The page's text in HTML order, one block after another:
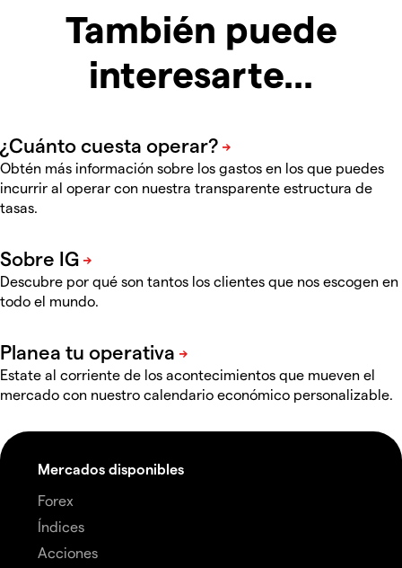
También puede
interesarte...
Obtén más información sobre los gastos en los que puedes
incurrir al operar con nuestra transparente estructura de
tasas.
Descubre por qué son tantos los clientes que nos escogen en
todo el mundo.
Estate al corriente de los acontecimientos que mueven el
mercado con nuestro calendario económico personalizable.
Mercados disponibles
Forex
Índices
Acciones